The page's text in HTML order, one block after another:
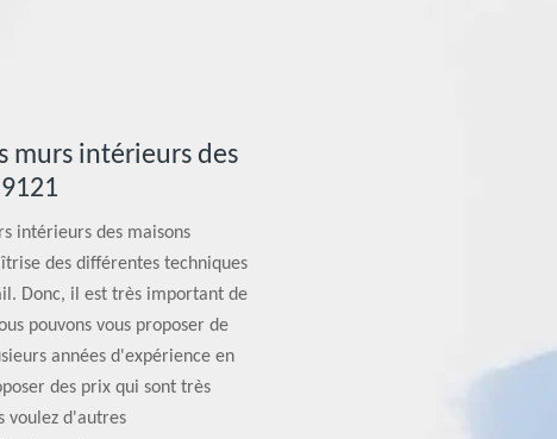
murs intérieurs des
intérieurs des maisons
des différentes techniques
Donc, il est très important de
pouvons vous proposer de
années d'expérience en
des prix qui sont très
voulez d'autres